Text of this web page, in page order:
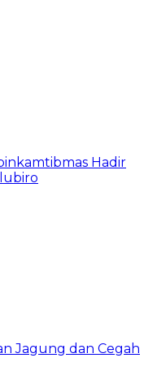
Hadir
Jagung dan Cegah